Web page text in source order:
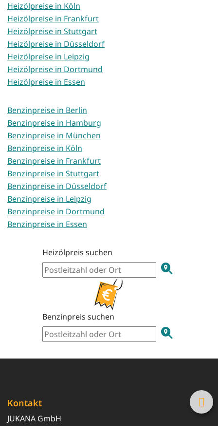
Heizölpreise in Köln
Heizölpreise in Frankfurt
Heizölpreise in Stuttgart
Heizölpreise in Düsseldorf
Heizölpreise in Leipzig
Heizölpreise in Dortmund
Heizölpreise in Essen
Benzinpreise in Berlin
Benzinpreise in Hamburg
Benzinpreise in München
Benzinpreise in Köln
Benzinpreise in Frankfurt
Benzinpreise in Stuttgart
Benzinpreise in Düsseldorf
Benzinpreise in Leipzig
Benzinpreise in Dortmund
Benzinpreise in Essen
Heizölpreis suchen
Benzinpreis suchen
Kontakt
JUKANA GmbH